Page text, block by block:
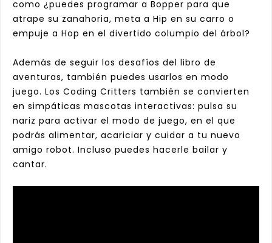
como ¿puedes programar a Bopper para que
atrape su zanahoria, meta a Hip en su carro o
empuje a Hop en el divertido columpio del árbol?
Además de seguir los desafíos del libro de
aventuras, también puedes usarlos en modo
juego. Los Coding Critters también se convierten
en simpáticas mascotas interactivas: pulsa su
nariz para activar el modo de juego, en el que
podrás alimentar, acariciar y cuidar a tu nuevo
amigo robot. Incluso puedes hacerle bailar y
cantar.